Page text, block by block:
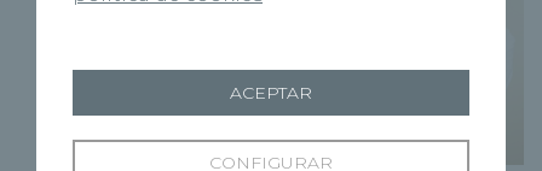
Unidad de
CONFIGURAR
ACEPTAR